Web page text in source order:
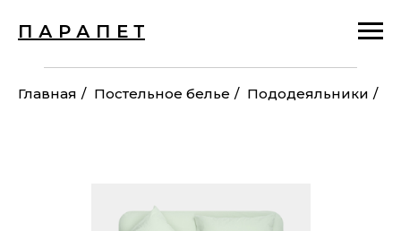
П А Р А П Е Т
Главная / Постельное белье / Пододеяльники /